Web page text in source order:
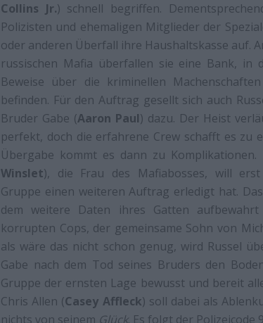
Collins Jr.) schnell begriffen.
Polizisten und ehemaligen Mitglieder der
oder anderen Überfall ihre Haushaltskasse auf.
russischen Mafia überfallen sie eine Bank, in
Beweise über die kriminellen
befinden. Für den Auftrag gesellt sich auch
Bruder Gabe (Aaron Paul) dazu. Der Heist
perfekt, doch die erfahrene Crew schafft es zu
Übergabe kommt es dann zu Komplikationen.
Winslet), die Frau des Mafiabosses, will
Gruppe einen weiteren Auftrag erledigt hat.
dem weitere Daten ihres Gatten
korrupten Cops, der gemeinsame Sohn von
als wäre das nicht schon genug, wird Russel
Gabe nach dem Tod seines Bruders den
Gruppe der ernsten Lage bewusst und bereit
Chris Allen (Casey Affleck) soll dabei als
nichts von seinem Glück. Es folgt der Polizeicode